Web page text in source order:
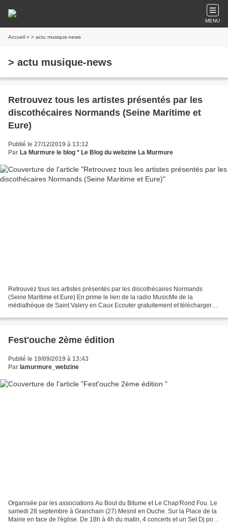
MENU
Accueil » > actu musique-news
> actu musique-news
Retrouvez tous les artistes présentés par les
discothécaires Normands (Seine Maritime et
Eure)
Publié le 27/12/2019 à 13:12
Par La Murmure le blog * Le Blog du webzine La Murmure
Retrouvez tous les artistes présentés par les discothécaires Normands
(Seine Maritime et Eure) En prime le lien de la radio MusicMe de la
médiathèque de Saint Valery en Caux Ecouter gratuitement et télécharger
Fest'ouche 2ème édition
Publié le 19/09/2019 à 13:43
Par lamurmure_webzine
Organisée par les associations Au Bout du Bitume et Le Chap'Rond Fou. Le
samedi 28 septembre à Granchain (27) Mesnil en Ouche. Sur la Place de la
Mairie en face de l'église. De 18h à 4h du matin, 4 concerts et un Set Dj pour